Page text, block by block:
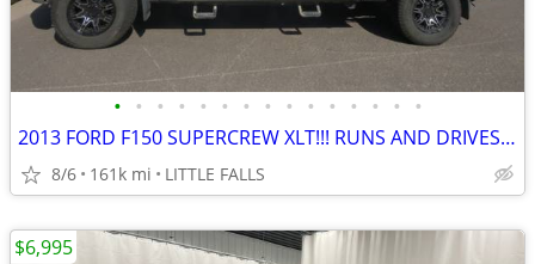
• • • • • • • • • • • • • • •
2013 FORD F150 SUPERCREW XLT!!! RUNS AND DRIVES FANTASTIC!!!
8/6 161k mi LITTLE FALLS
$6,995